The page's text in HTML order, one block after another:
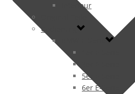
Interieur
Codierung
5er E-Serie
6er E-Serie